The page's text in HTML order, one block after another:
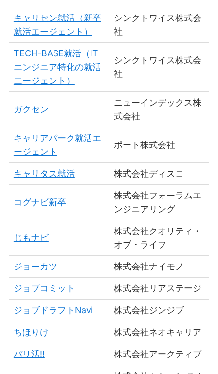
キャリセン就活（新卒
就活エージェント）
シンクトワイス株式会
社
TECH-BASE就活（IT
エンジニア特化の就活
エージェント）
シンクトワイス株式会
社
ガクセン
ニューインデックス株
式会社
キャリアパーク就活エ
ージェント
ポート株式会社
キャリタス就活 株式会社ディスコ
コグナビ新卒
株式会社フォーラムエ
ンジニアリング
じもナビ
株式会社クオリティ・
オブ・ライフ
ジョーカツ 株式会社ナイモノ
ジョブコミット 株式会社リアステージ
ジョブドラフトNavi 株式会社ジンジブ
ちほりけ 株式会社ネオキャリア
バリ活!! 株式会社アークティブ